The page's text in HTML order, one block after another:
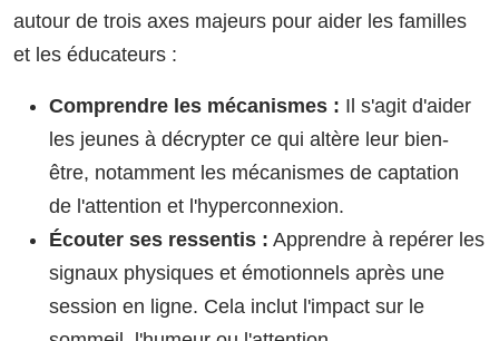
autour de trois axes majeurs pour aider les familles
et les éducateurs :
Comprendre les mécanismes : Il s'agit d'aider
les jeunes à décrypter ce qui altère leur bien-
être, notamment les mécanismes de captation
de l'attention et l'hyperconnexion.
Écouter ses ressentis : Apprendre à repérer les
signaux physiques et émotionnels après une
session en ligne. Cela inclut l'impact sur le